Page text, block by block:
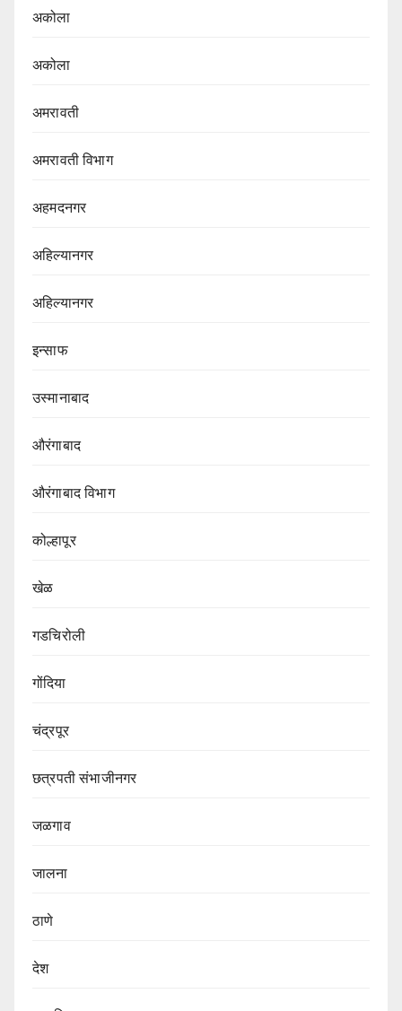
अकोला
अकोला
अमरावती
अमरावती विभाग‌
अहमदनगर
अहिल्यानगर
अहिल्यानगर
इन्साफ
उस्मानाबाद
औरंगाबाद
औरंगाबाद विभाग‌
कोल्हापूर
खेळ
गडचिरोली
गोंदिया
चंद्रपूर
छत्रपती संभाजीनगर
जळगाव
जालना
ठाणे
देश